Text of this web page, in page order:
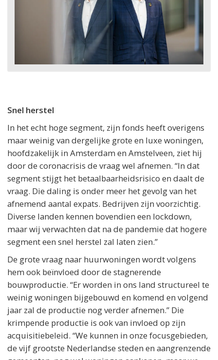
Snel herstel
In het echt hoge segment, zijn fonds heeft overigens
maar weinig van dergelijke grote en luxe woningen,
hoofdzakelijk in Amsterdam en Amstelveen, ziet hij
door de coronacrisis de vraag wel afnemen. “In dat
segment stijgt het betaalbaarheidsrisico en daalt de
vraag. Die daling is onder meer het gevolg van het
afnemend aantal expats. Bedrijven zijn voorzichtig.
Diverse landen kennen bovendien een lockdown,
maar wij verwachten dat na de pandemie dat hogere
segment een snel herstel zal laten zien.”
De grote vraag naar huurwoningen wordt volgens
hem ook beïnvloed door de stagnerende
bouwproductie. “Er worden in ons land structureel te
weinig woningen bijgebouwd en komend en volgend
jaar zal de productie nog verder afnemen.” Die
krimpende productie is ook van invloed op zijn
acquisitiebeleid. “We kunnen in onze focusgebieden,
de vijf grootste Nederlandse steden en aangrenzende